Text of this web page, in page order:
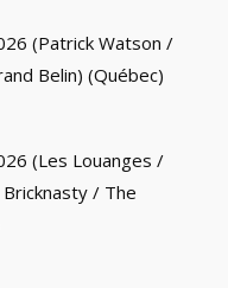
(Patrick Watson /
Belin) (Québec)
(Les Louanges /
/ The